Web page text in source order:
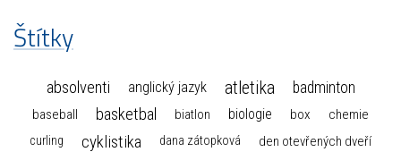
Štítky
absolventi anglický jazyk atletika badminton
baseball basketbal biatlon biologie box chemie
curling cyklistika dana zátopková den otevřených dveří